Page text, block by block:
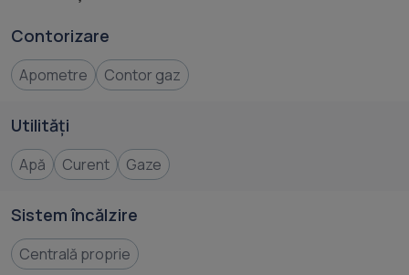
Contorizare
Apometre Contor gaz
Utilități
Apă Curent Gaze
Sistem încălzire
Centrală proprie